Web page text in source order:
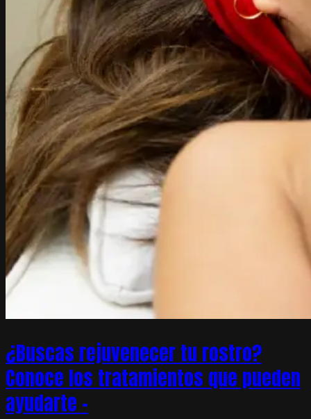
¿Buscas rejuvenecer tu rostro?
Conoce los tratamientos que pueden
ayudarte –